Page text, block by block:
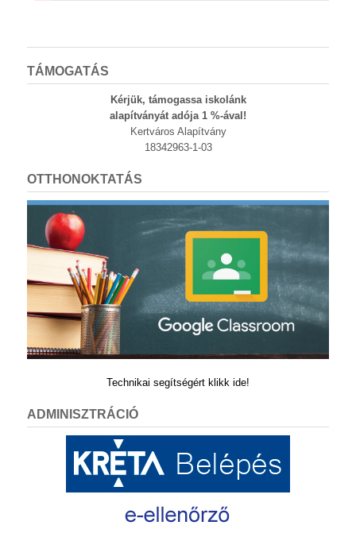
TÁMOGATÁS
Kérjük, támogassa iskolánk
alapítványát adója 1 %-ával!
Kertváros Alapítvány
18342963-1-03
OTTHONOKTATÁS
Technikai segítségért klikk ide!
ADMINISZTRÁCIÓ